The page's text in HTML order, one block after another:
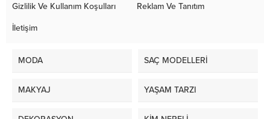
Gizlilik Ve Kullanım Koşulları Reklam Ve Tanıtım
İletişim
MODA SAÇ MODELLERİ
MAKYAJ YAŞAM TARZI